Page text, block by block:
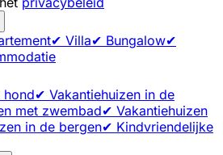
✔ Villa✔ Bungalow✔
hond✔ Vakantiehuizen in de
met zwembad✔ Vakantiehuizen
in de bergen✔ Kindvriendelijke